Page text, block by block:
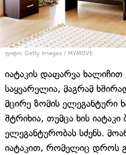
ფოტო: Getty Images / MYMOVE
იატაკის დაფარვა
საყვარელია, მაგრამ
მცირე ზომის ელეგანტური
შტრიხია, თუმცა ხის იატაკი
ელეგანტურობას სძენს.
იატაკით, რომელიც დროს